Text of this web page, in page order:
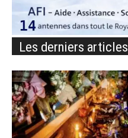
Les derniers articles